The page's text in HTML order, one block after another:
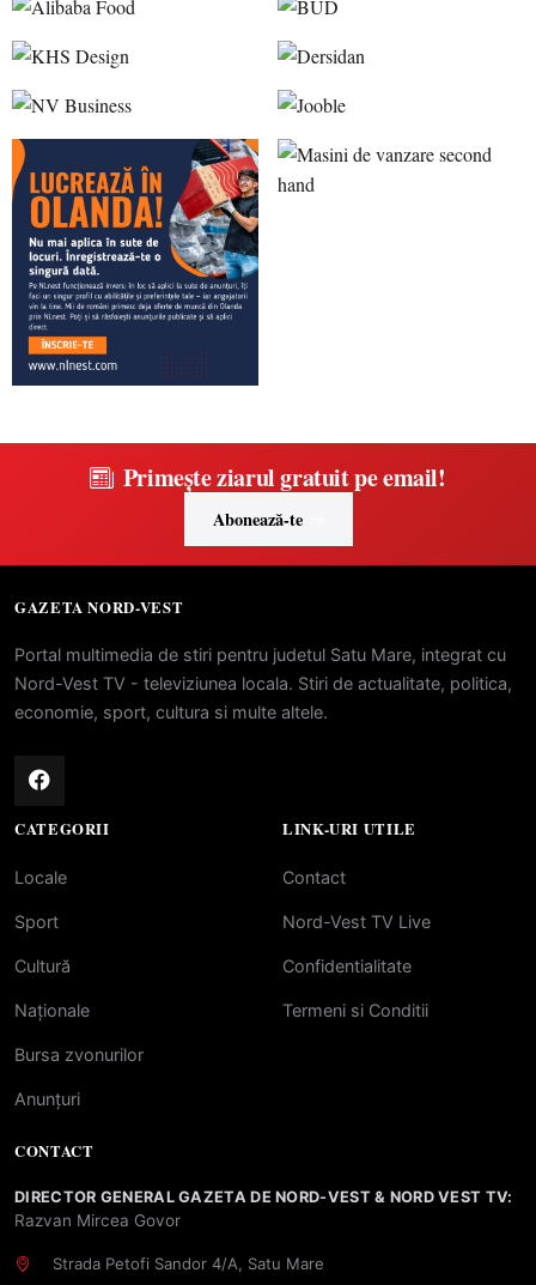
Primește ziarul gratuit pe email!
Abonează-te
GAZETA NORD-VEST
Portal multimedia de stiri pentru judetul Satu Mare, integrat cu
Nord-Vest TV - televiziunea locala. Stiri de actualitate, politica,
economie, sport, cultura si multe altele.
CATEGORII
Locale
Sport
Cultură
Naționale
Bursa zvonurilor
Anunțuri
LINK-URI UTILE
Contact
Nord-Vest TV Live
Confidentialitate
Termeni si Conditii
CONTACT
DIRECTOR GENERAL GAZETA DE NORD-VEST & NORD VEST TV:
Razvan Mircea Govor
Strada Petofi Sandor 4/A, Satu Mare